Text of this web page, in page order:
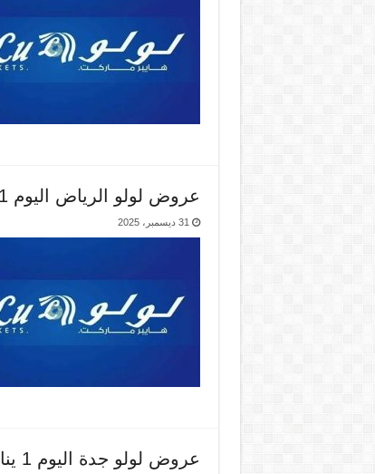
عروض لولو الرياض اليوم 1 يناير حتى 6 يناير 2026 اهلا 2026
31 ديسمبر، 2025
عروض لولو جدة اليوم 1 يناير حتى 6 يناير 2026 اهلا 2026